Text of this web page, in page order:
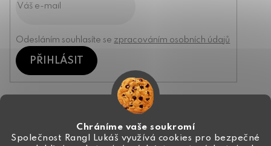
Chráníme vaše soukromí
Společnost Rangl Lukáš využívá cookies pro bezpečné
Odesláním souhlasíte se zpracováním osobních údajů
PŘIHLÁSIT